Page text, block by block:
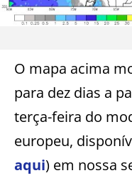
O mapa acima
para dez dias a
terça-feira do
europeu,
aqui) em nossa